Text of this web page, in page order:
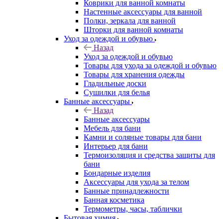
Коврики для ванной комнаты
Настенные аксессуары для ванной
Полки, зеркала для ванной
Шторки для ванной комнаты
Уход за одеждой и обувью
Назад
Уход за одеждой и обувью
Товары для ухода за одеждой и обувью
Товары для хранения одежды
Гладильные доски
Сушилки для белья
Банные аксессуары
Назад
Банные аксессуары
Мебель для бани
Камни и соляные товары для бани
Интерьер для бани
Термоизоляция и средства защиты для
бани
Бондарные изделия
Аксеcсуары для ухода за телом
Банные принадлежности
Банная косметика
Термометры, часы, таблички